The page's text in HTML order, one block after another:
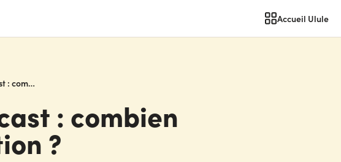
Accueil Ulule
Budget pour faire un podcast : combien coûte la production ?
: combien
?